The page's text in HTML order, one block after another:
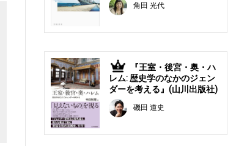
角田 光代
5
『王室・後宮・奥・ハ
レム: 歴史学のなかのジェン
ダーを考える』(山川出版社)
磯田 道史